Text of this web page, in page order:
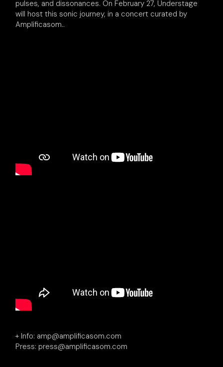
pulses, and dissonances. On February 27, Understage
will host this sonic journey, in a concert curated by
Amplificasom..
+ Info: amp@amplificasom.com
Press: press@amplificasom.com